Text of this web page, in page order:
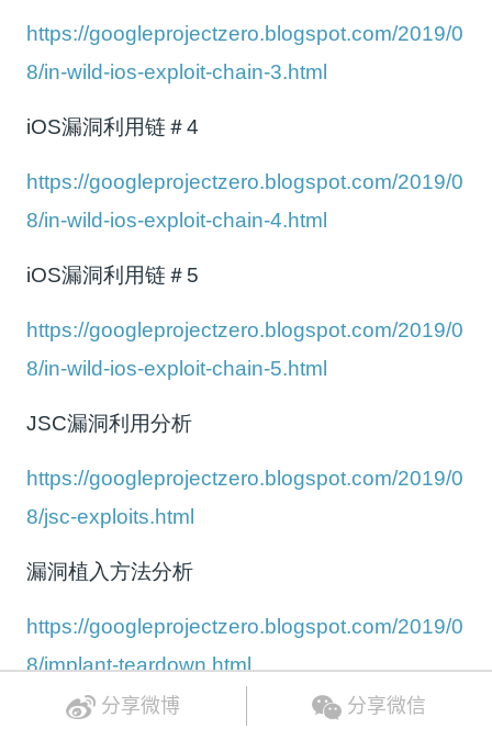
https://googleprojectzero.blogspot.com/2019/0
8/in-wild-ios-exploit-chain-3.html
iOS漏洞利用链＃4
https://googleprojectzero.blogspot.com/2019/0
8/in-wild-ios-exploit-chain-4.html
iOS漏洞利用链＃5
https://googleprojectzero.blogspot.com/2019/0
8/in-wild-ios-exploit-chain-5.html
JSC漏洞利用分析
https://googleprojectzero.blogspot.com/2019/0
8/jsc-exploits.html
漏洞植入方法分析
https://googleprojectzero.blogspot.com/2019/0
8/implant-teardown.html
分享微博
分享微信